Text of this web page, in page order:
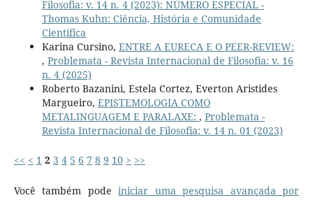
Filosofia: v. 14 n. 4 (2023): NÚMERO ESPECIAL -
Thomas Kuhn: Ciência, História e Comunidade
Científica
Karina Cursino, ENTRE A EURECA E O PEER-REVIEW:
, Problemata - Revista Internacional de Filosofia: v. 16
n. 4 (2025)
Roberto Bazanini, Estela Cortez, Everton Aristides
Margueiro, EPISTEMOLOGIA COMO
METALINGUAGEM E PARALAXE: , Problemata -
Revista Internacional de Filosofia: v. 14 n. 01 (2023)
<< < 1 2 3 4 5 6 7 8 9 10 > >>
Você também podeiniciar uma pesquisa avançada por